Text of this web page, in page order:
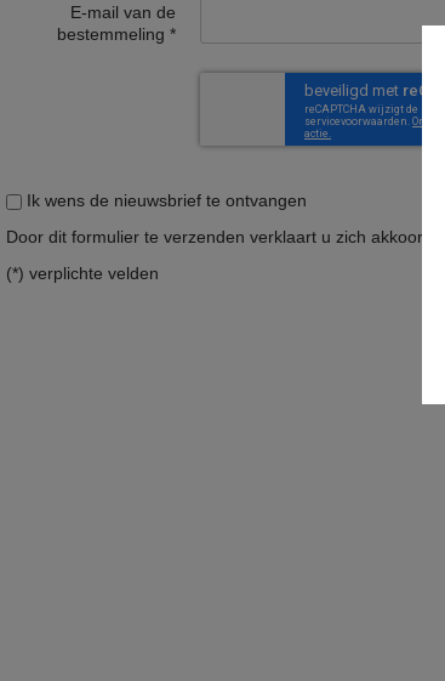
E-mail van de
bestemmeling *
Ik wens de nieuwsbrief te ontvangen
Door dit formulier te verzenden verklaart u zich akkoord
(*) verplichte velden